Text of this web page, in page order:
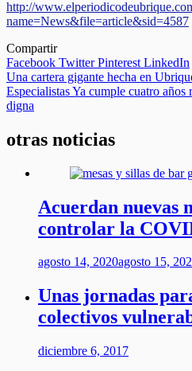
http://
name=News&file=article&sid=4587
Compartir
Facebook TwitterPinterest LinkedIn
Navegación
de
Una cartera gigante hecha en
Especialistas Ya cumple cuatro años
digna
otras noticias
Acuerdan nuevas
controlar la
agosto 14, 2020agosto 15,
Unas jornadas
colectivos
diciembre 6, 2017